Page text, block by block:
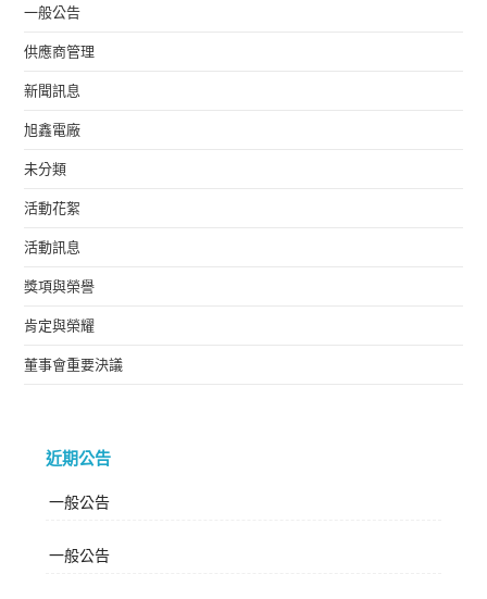
一般公告
供應商管理
新聞訊息
旭鑫電廠
未分類
活動花絮
活動訊息
獎項與榮譽
肯定與榮耀
董事會重要決議
近期公告
一般公告
一般公告